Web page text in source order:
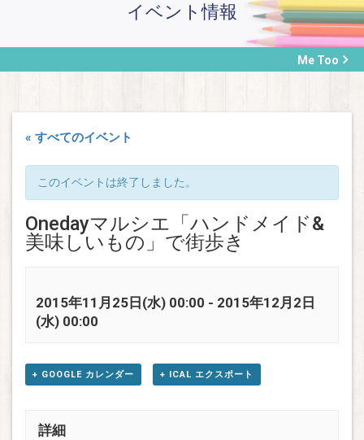
イベント情報
Me Too
« すべてのイベント
このイベントは終了しました。
Onedayマルシエ「ハンドメイド&
美味しいもの」で街歩き
2015年11月25日(水) 00:00 - 2015年12月2日
(水) 00:00
+ GOOGLE カレンダー + ICAL エクスポート
詳細